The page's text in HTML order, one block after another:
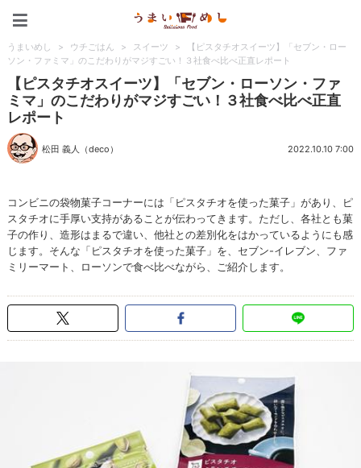
うまいめし > ウチごはん > スイーツ >
【ピスタチオスイーツ】「セブン・ロー
ソン・ファミマ」のこだわりがマジすごい！３社食べ比べ正直レポート
【ピスタチオスイーツ】「セブン・ローソン・ファ
ミマ」のこだわりがマジすごい！３社食べ比べ正直
レポート
松田 義人（deco） 2022.10.10 7:00
コンビニの袋物菓子コーナーには「ピスタチオを使った菓子」があり、ピ
スタチオに手厚い支持があることが伝わってきます。ただし、各社とも菓
子の作り、造形はまるで違い、他社との差別化をはかっているようにも感
じます。そんな「ピスタチオを使った菓子」を、セブン-イレブン、ファ
ミリーマート、ローソンで食べ比べながら、ご紹介します。